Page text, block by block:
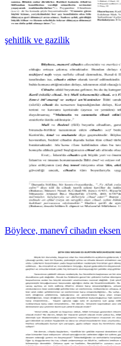
şehitlik ve gazilik
Böylece, manevî cihadın